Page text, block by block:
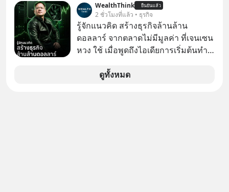
ต่างชาติที่พยายามทำ “Asian Squat”
หรือการนั่งยองแบบคนเอเชีย แต่สุดท้าย
ก็เสียการทรงตัว ล้มหงายหลัง หรือไม่ก็
ต้องยกส้นเท้าขึ้น เพราะไม่สามารถนั่ง
ค้างในท่านั้นได้
WealthThink ยืนยันแล้ว
2 ชั่วโมงที่แล้ว • ธุรกิจ
รู้จักแนวคิด สร้างธุรกิจล้านล้าน
ดอลลาร์ จากตลาดไม่มีมูลค่า ที่เจนเซน
หวง ใช้ เมื่อพูดถึงไอเดียการเริ่มต้นทำ
ทำธุรกิจที่อยู่ในตลาดใหญ่ ๆ ที่ต้องมี
ดูทั้งหมด